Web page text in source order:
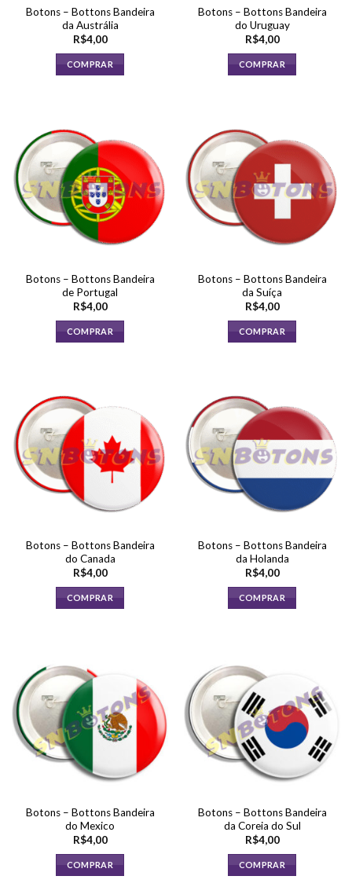
Botons – Bottons Bandeira
da Austrália
R$4,00
COMPRAR
Botons – Bottons Bandeira
do Uruguay
R$4,00
COMPRAR
Botons – Bottons Bandeira
de Portugal
R$4,00
COMPRAR
Botons – Bottons Bandeira
da Suíça
R$4,00
COMPRAR
Botons – Bottons Bandeira
do Canada
R$4,00
COMPRAR
Botons – Bottons Bandeira
da Holanda
R$4,00
COMPRAR
Botons – Bottons Bandeira
do Mexico
R$4,00
COMPRAR
Botons – Bottons Bandeira
da Coreia do Sul
R$4,00
COMPRAR